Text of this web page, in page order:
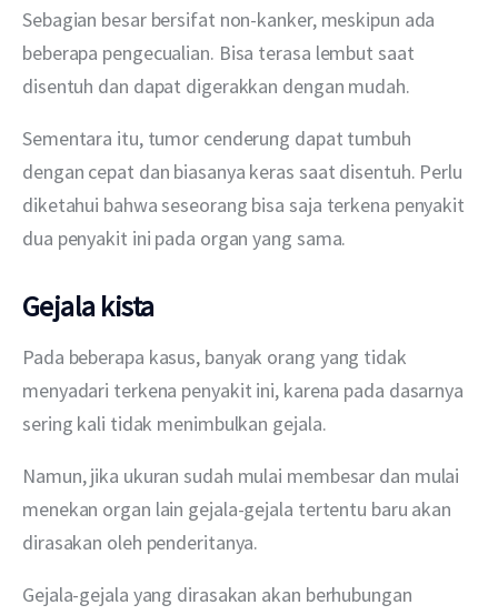
Sebagian besar bersifat non-kanker, meskipun ada
beberapa pengecualian. Bisa terasa lembut saat
disentuh dan dapat digerakkan dengan mudah.
Sementara itu, tumor cenderung dapat tumbuh
dengan cepat dan biasanya keras saat disentuh. Perlu
diketahui bahwa seseorang bisa saja terkena penyakit
dua penyakit ini pada organ yang sama.
Gejala kista
Pada beberapa kasus, banyak orang yang tidak
menyadari terkena penyakit ini, karena pada dasarnya
sering kali tidak menimbulkan gejala.
Namun, jika ukuran sudah mulai membesar dan mulai
menekan organ lain gejala-gejala tertentu baru akan
dirasakan oleh penderitanya.
Gejala-gejala yang dirasakan akan berhubungan